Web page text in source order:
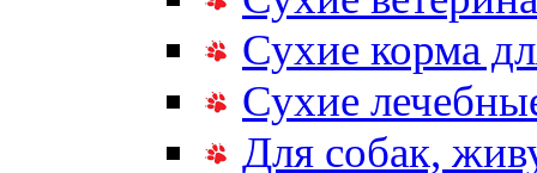
Сухие корма
Сухие
Для собак,